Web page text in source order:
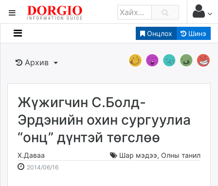
Онцлох Шинэ
Мэдээллийн
Банк санхүү
Бизнес ААН
Төрийн
Нийслэлийн
dorgio.mn
Gogo.mn
caak.mn
Архив
Жүжигчин С.Болд-
Эрдэнийн охин сургуулиа
“онц” дүнтэй төгслөө
Х.Даваа Шар мэдээ, Олны танил
2014/06/162014-
2026-